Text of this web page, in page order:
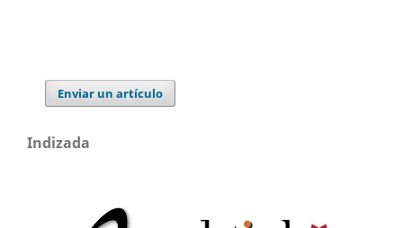
Enviar un artículo
Indizada